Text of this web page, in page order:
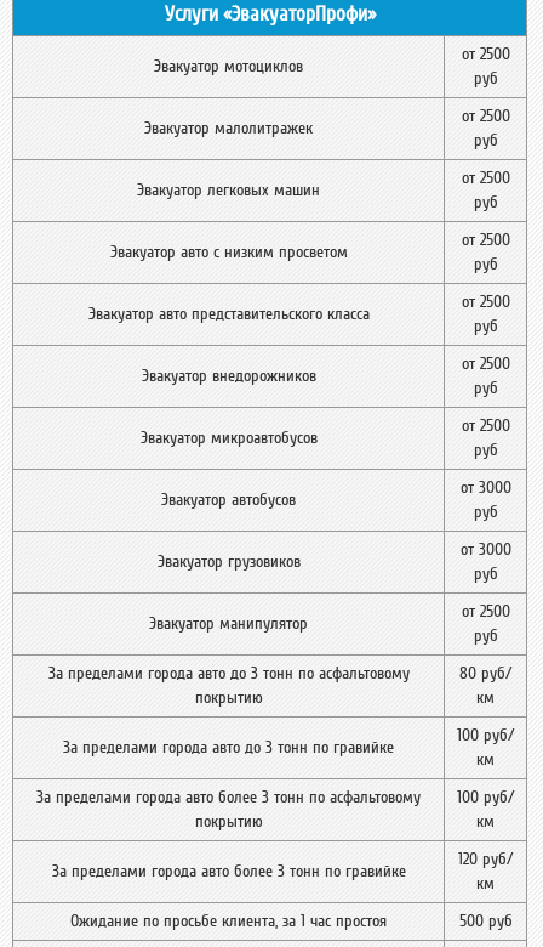
Услуги «ЭвакуаторПрофи»
Эвакуатор мотоциклов
от 2500
руб
Эвакуатор малолитражек
от 2500
руб
Эвакуатор легковых машин
от 2500
руб
Эвакуатор авто с низким просветом
от 2500
руб
Эвакуатор авто представительского класса
от 2500
руб
Эвакуатор внедорожников
от 2500
руб
Эвакуатор микроавтобусов
от 2500
руб
Эвакуатор автобусов
от 3000
руб
Эвакуатор грузовиков
от 3000
руб
Эвакуатор манипулятор
от 2500
руб
За пределами города авто до 3 тонн по асфальтовому
покрытию
80 руб/
км
За пределами города авто до 3 тонн по гравийке
100 руб/
км
За пределами города авто более 3 тонн по асфальтовому
покрытию
100 руб/
км
За пределами города авто более 3 тонн по гравийке
120 руб/
км
Ожидание по просьбе клиента, за 1 час простоя
500 руб